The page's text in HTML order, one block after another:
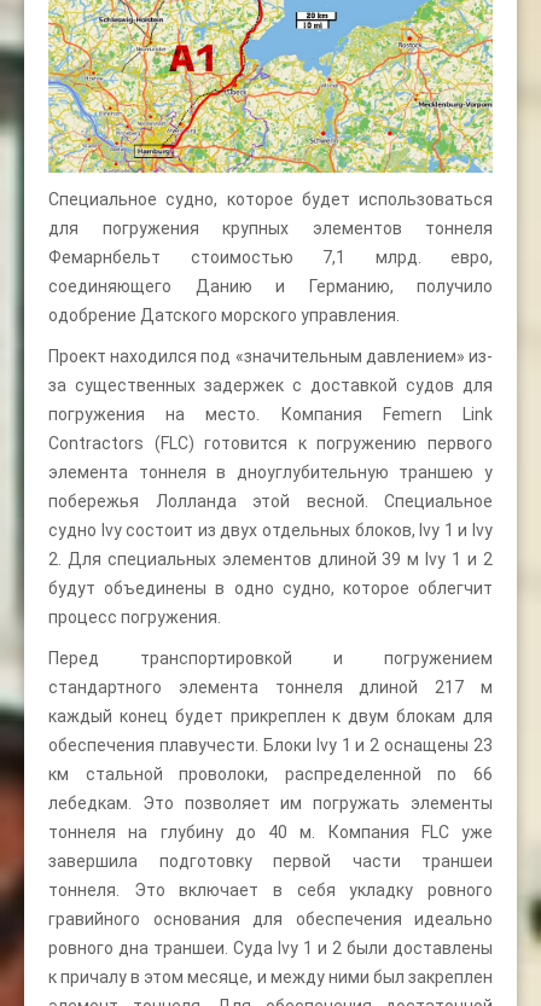
Специальное судно, которое будет использоваться
для погружения крупных элементов тоннеля
Фемарнбельт стоимостью 7,1 млрд. евро,
соединяющего Данию и Германию, получило
одобрение Датского морского управления.
Проект находился под «значительным давлением» из-
за существенных задержек с доставкой судов для
погружения на место. Компания Femern Link
Contractors (FLC) готовится к погружению первого
элемента тоннеля в дноуглубительную траншею у
побережья Лолланда этой весной. Специальное
судно Ivy состоит из двух отдельных блоков, Ivy 1 и Ivy
2. Для специальных элементов длиной 39 м Ivy 1 и 2
будут объединены в одно судно, которое облегчит
процесс погружения.
Перед транспортировкой и погружением
стандартного элемента тоннеля длиной 217 м
каждый конец будет прикреплен к двум блокам для
обеспечения плавучести. Блоки Ivy 1 и 2 оснащены 23
км стальной проволоки, распределенной по 66
лебедкам. Это позволяет им погружать элементы
тоннеля на глубину до 40 м. Компания FLC уже
завершила подготовку первой части траншеи
тоннеля. Это включает в себя укладку ровного
гравийного основания для обеспечения идеально
ровного дна траншеи. Суда Ivy 1 и 2 были доставлены
к причалу в этом месяце, и между ними был закреплен